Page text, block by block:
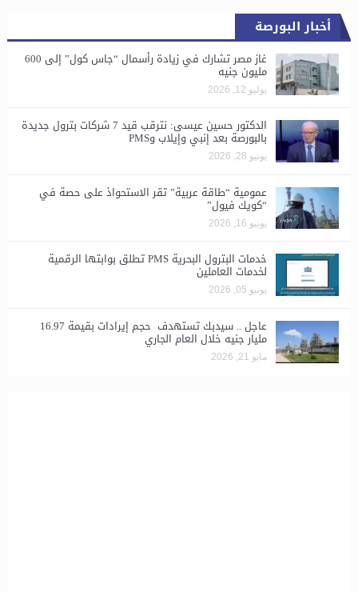
أخبار البورصة
غاز مصر تشارك في زيادة رأسمال “جاس كول” إلى 600
مليون جنيه
يوليو 12, 2026
الدكتور حسين عيسى: نترقب قيد 7 شركات بترول جديدة
بالبورصة بعد إنبي وإيلاب وPMS
يونيو 28, 2026
​عمومية “طاقة عربية” تقر الاستحواذ على حصة في
“كويك فيول”
يونيو 16, 2026
خدمات البترول البحرية PMS تطلق بوابتها الرقمية
لخدمات العاملين
يونيو 05, 2026
عاجل .. سيدبك تستهدف حجم إيرادات بقيمة 16.97
مليار جنيه خلال العام الجاري
مايو 21, 2026